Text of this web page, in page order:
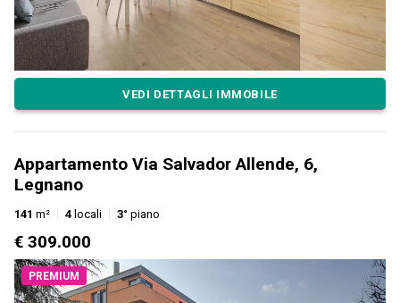
VEDI DETTAGLI IMMOBILE
Appartamento Via Salvador Allende, 6,
Legnano
141 m² 4 locali 3° piano
€ 309.000
PREMIUM